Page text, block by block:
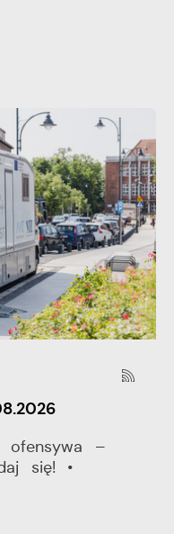
ofensywa –
się! •